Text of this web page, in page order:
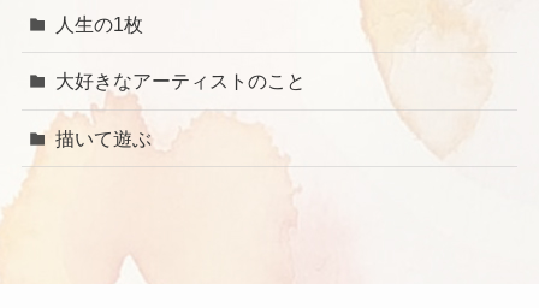
人生の1枚
大好きなアーティストのこと
描いて遊ぶ